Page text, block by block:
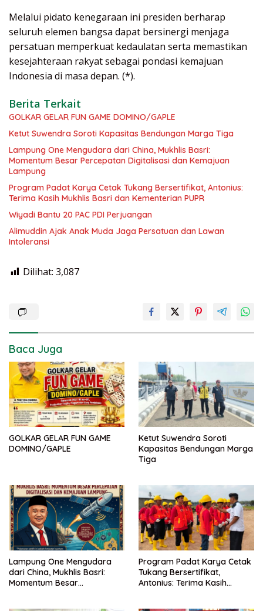
Melalui pidato kenegaraan ini presiden berharap
seluruh elemen bangsa dapat bersinergi menjaga
persatuan memperkuat kedaulatan serta memastikan
kesejahteraan rakyat sebagai pondasi kemajuan
Indonesia di masa depan. (*).
Berita Terkait
GOLKAR GELAR FUN GAME DOMINO/GAPLE
Ketut Suwendra Soroti Kapasitas Bendungan Marga Tiga
Lampung One Mengudara dari China, Mukhlis Basri:
Momentum Besar Percepatan Digitalisasi dan Kemajuan
Lampung
Program Padat Karya Cetak Tukang Bersertifikat, Antonius:
Terima Kasih Mukhlis Basri dan Kementerian PUPR
Wiyadi Bantu 20 PAC PDI Perjuangan
Alimuddin Ajak Anak Muda Jaga Persatuan dan Lawan
Intoleransi
Dilihat: 3,087
Baca Juga
GOLKAR GELAR FUN GAME
DOMINO/GAPLE
Ketut Suwendra Soroti
Kapasitas Bendungan Marga
Tiga
Lampung One Mengudara
dari China, Mukhlis Basri:
Momentum Besar
Program Padat Karya Cetak
Tukang Bersertifikat,
Antonius: Terima Kasih